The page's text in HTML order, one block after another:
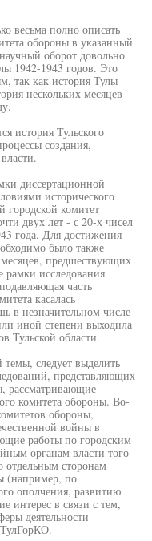
весьма полно описать
обороны в указанный
оборот довольно
1942-1943 годов. Это
так как история Тулы
нескольких месяцев
история Тульского
создания,
диссертационной
исторического
городской комитет
двух лет - с 20-х чисел
года. Для достижения
было также
месяцев, предшествующих
исследования
часть
касалась
в незначительном числе
иной степени выходила
Тульской области.
следует выделить
представляющих
рассматривающие
комитета обороны. Во-
обороны,
войны в
работы по городским
органам власти того
отдельным сторонам
(например, по
ополчения, развитию
интерес в связи с тем,
деятельности
ТулГорКО.